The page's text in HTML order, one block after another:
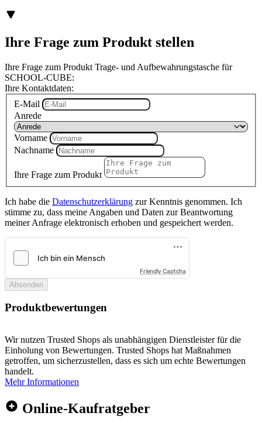
Ihre Frage zum Produkt stellen
Ihre Frage zum Produkt Trage- und Aufbewahrungstasche für
SCHOOL-CUBE:
Ihre Kontaktdaten:
E-Mail
Anrede
Vorname
Nachname
Ihre Frage zum Produkt
Ich habe die Datenschutzerklärung zur Kenntnis genommen. Ich
stimme zu, dass meine Angaben und Daten zur Beantwortung
meiner Anfrage elektronisch erhoben und gespeichert werden.
Friendly Captcha
Absenden
Produktbewertungen
Wir nutzen Trusted Shops als unabhängigen Dienstleister für die
Einholung von Bewertungen. Trusted Shops hat Maßnahmen
getroffen, um sicherzustellen, dass es sich um echte Bewertungen
handelt.
Mehr Informationen
Online-Kaufratgeber